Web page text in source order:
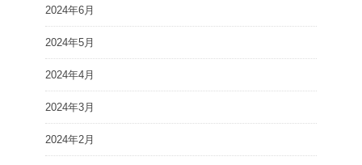
2024年6月
2024年5月
2024年4月
2024年3月
2024年2月